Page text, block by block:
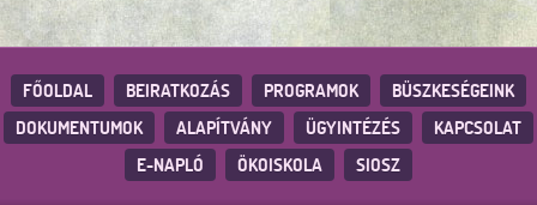
FŐOLDAL BEIRATKOZÁS PROGRAMOK
BÜSZKESÉGEINK
DOKUMENTUMOK
ALAPÍTVÁNY ÜGYINTÉZÉS
KAPCSOLAT
E-NAPLÓ
ÖKOISKOLA SIOSZ